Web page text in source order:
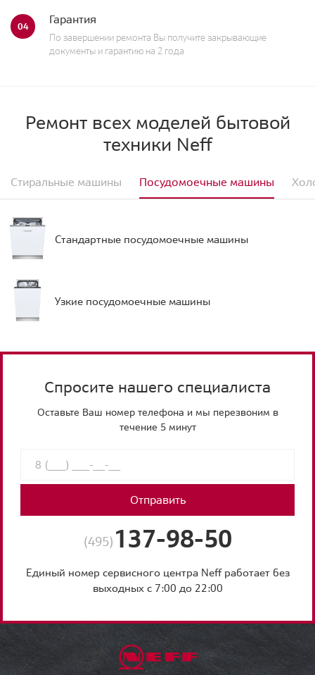
04 Гарантия
По завершении ремонта Вы получите закрывающие
документы и гарантию на 2 года
Ремонт всех моделей бытовой
техники Neff
Стиральные машины Посудомоечные машины
Стандартные посудомоечные машины
Узкие посудомоечные машины
Спросите нашего специалиста
Оставьте Ваш номер телефона и мы перезвоним в
течение 5 минут
Отправить
(495) 137-98-50
Единый номер сервисного центра Neff работает без
выходных с 7:00 до 22:00